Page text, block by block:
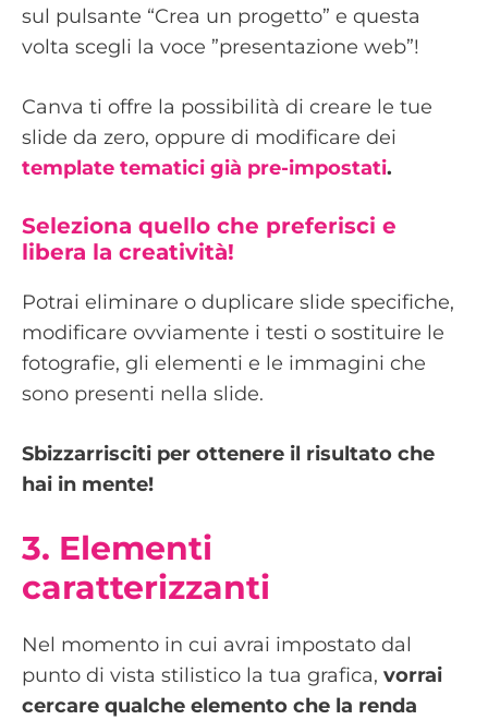
sul pulsante “Crea un progetto” e questa
volta scegli la voce ”presentazione web”!
Canva ti offre la possibilità di creare le tue
slide da zero, oppure di modificare dei
template tematici già pre-impostati.
Seleziona quello che preferisci e
libera la creatività!
Potrai eliminare o duplicare slide specifiche,
modificare ovviamente i testi o sostituire le
fotografie, gli elementi e le immagini che
sono presenti nella slide.
Sbizzarrisciti per ottenere il risultato che
hai in mente!
3. Elementi
caratterizzanti
Nel momento in cui avrai impostato dal
punto di vista stilistico la tua grafica, vorrai
cercare qualche elemento che la renda